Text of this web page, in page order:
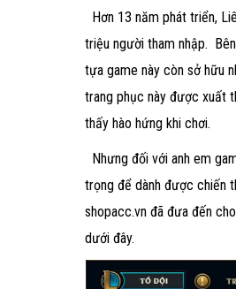
Hơn 13 năm phát triển,
triệu người tham nhập.
tựa game này còn sở hữu
trang phục này được xuất
thấy hào hứng khi chơi.
Nhưng đối với anh em
trọng để dành được chiến
shopacc.vn đã đưa đến
dưới đây.